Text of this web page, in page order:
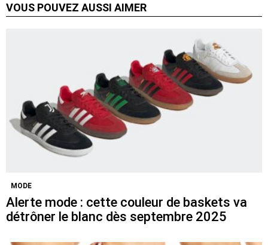
VOUS POUVEZ AUSSI AIMER
MODE
Alerte mode : cette couleur de baskets va
détrôner le blanc dès septembre 2025